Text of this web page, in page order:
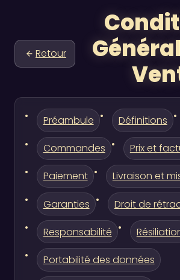
Retour
Préambule Définitions
Commandes Prix et
Paiement Livraison et
Garanties Droit de
Responsabilité
Portabilité des données